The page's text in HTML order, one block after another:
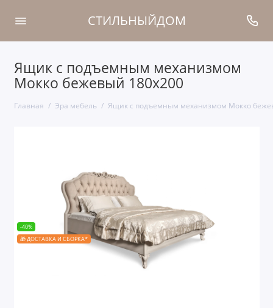
СТИЛЬНЫЙДОМ
Ящик с подъемным механизмом
Мокко бежевый 180х200
Главная Эра мебель Ящик с подъемным механизмом Мокко
-40%
🎁 ДОСТАВКА И СБОРКА*